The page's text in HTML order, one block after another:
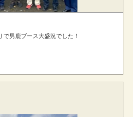
で男鹿ブース大盛況でした！